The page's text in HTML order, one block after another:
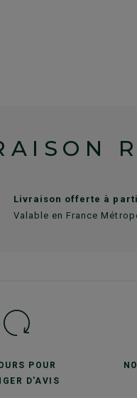
Livraison offerte à
Valable en France
POUR
D'AVIS